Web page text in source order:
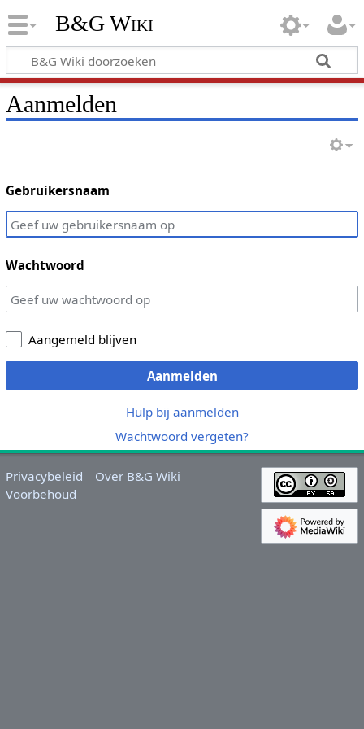
B&G Wiki
Aanmelden
Gebruikersnaam
Wachtwoord
Aangemeld blijven
Aanmelden
Hulp bij aanmelden
Wachtwoord vergeten?
Privacybeleid
Over B&G Wiki
Voorbehoud